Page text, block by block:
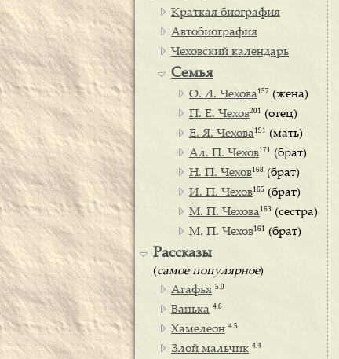
Краткая биография
Автобиография
Чеховский календарь
Семья
О. Л. Чехова 157 (жена)
П. Е. Чехов201 (отец)
Е. Я. Чехова 191 (мать)
Ал. П. Чехов171 (брат)
Н. П. Чехов168 (брат)
И. П. Чехов165 (брат)
М. П. Чехова 163 (сестра)
М. П. Чехов161 (брат)
Рассказы
(самое популярное)
Агафья 5.0
Ванька 4.6
Хамелеон 4.5
Злой мальчик 4.4